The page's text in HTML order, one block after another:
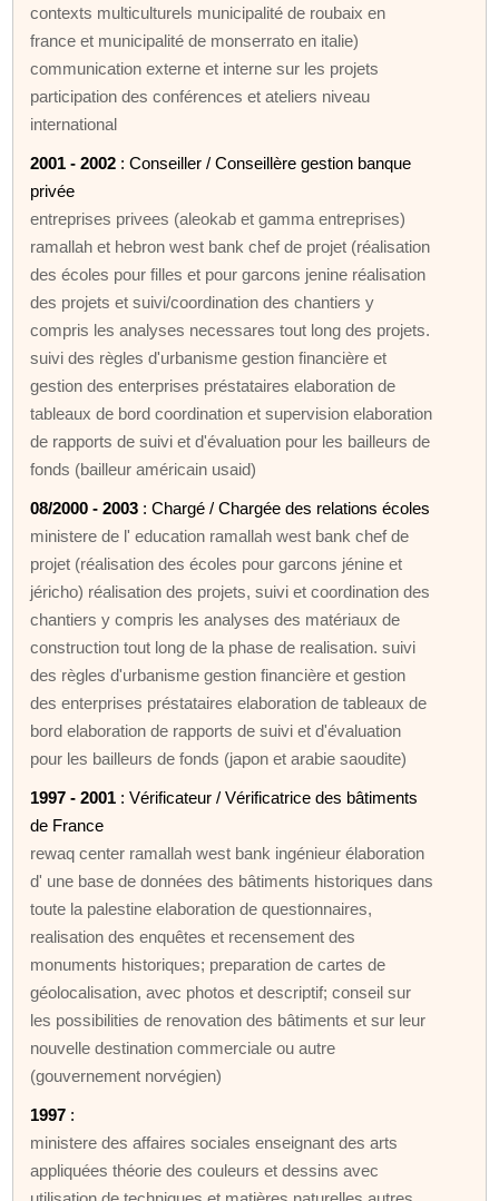
contexts multiculturels municipalité de roubaix en
france et municipalité de monserrato en italie)
communication externe et interne sur les projets
participation des conférences et ateliers niveau
international
2001 - 2002 : Conseiller / Conseillère gestion banque
privée
entreprises privees (aleokab et gamma entreprises)
ramallah et hebron west bank chef de projet (réalisation
des écoles pour filles et pour garcons jenine réalisation
des projets et suivi/coordination des chantiers y
compris les analyses necessares tout long des projets.
suivi des règles d'urbanisme gestion financière et
gestion des enterprises préstataires elaboration de
tableaux de bord coordination et supervision elaboration
de rapports de suivi et d'évaluation pour les bailleurs de
fonds (bailleur américain usaid)
08/2000 - 2003 : Chargé / Chargée des relations écoles
ministere de l' education ramallah west bank chef de
projet (réalisation des écoles pour garcons jénine et
jéricho) réalisation des projets, suivi et coordination des
chantiers y compris les analyses des matériaux de
construction tout long de la phase de realisation. suivi
des règles d'urbanisme gestion financière et gestion
des enterprises préstataires elaboration de tableaux de
bord elaboration de rapports de suivi et d'évaluation
pour les bailleurs de fonds (japon et arabie saoudite)
1997 - 2001 : Vérificateur / Vérificatrice des bâtiments
de France
rewaq center ramallah west bank ingénieur élaboration
d' une base de données des bâtiments historiques dans
toute la palestine elaboration de questionnaires,
realisation des enquêtes et recensement des
monuments historiques; preparation de cartes de
géolocalisation, avec photos et descriptif; conseil sur
les possibilities de renovation des bâtiments et sur leur
nouvelle destination commerciale ou autre
(gouvernement norvégien)
1997 :
ministere des affaires sociales enseignant des arts
appliquées théorie des couleurs et dessins avec